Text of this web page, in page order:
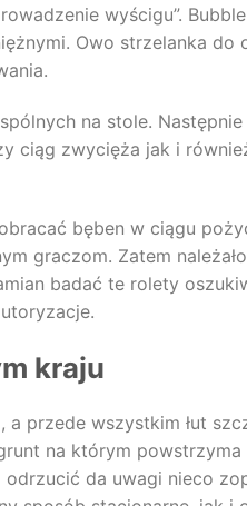
wyścigu”.
Owo strzelanka do
na stole.
ciąg zwycięża jak i
bęben w ciągu
graczom. Zatem
badać te rolety
kraju
przede wszystkim łut
na którym
da uwagi nieco